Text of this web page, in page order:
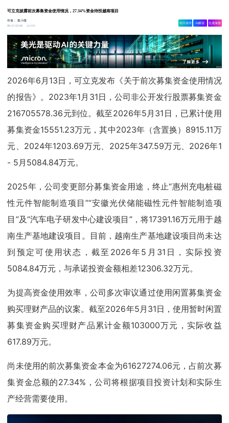
可立克披露前次募集资金使用情况，27.34%资金待投越南项目
作者：集小微
06-13 03:06
4488
相关舆情 AI解读 生成海报
2026年6月13日，可立克发布《关于前次募集资金使用情况
的报告》。2023年1月31日，公司非公开发行股票募集资金
216705578.36元到位。截至2026年5月31日，已累计使用
募集资金15551.23万元，其中2023年（含置换）8915.11万
元、2024年1203.69万元、2025年347.59万元、2026年1
- 5月5084.84万元。
2025年，公司变更部分募集资金用途，终止“惠州充电桩磁
性元件智能制造项目”“安徽光伏储能磁性元件智能制造项
目”及“汽车电子研发中心建设项目”，将17391.16万元用于越
南生产基地建设项目。目前，越南生产基地建设项目尚未达
到预定可使用状态，截至2026年5月31日，实际投资
5084.84万元，与承诺投资金额相差12306.32万元。
为提高资金使用效率，公司多次审议通过使用闲置募集资金
购买理财产品的议案。截至2026年5月31日，使用暂时闲置
募集资金购买理财产品累计金额103000万元，实际收益
617.89万元。
尚未使用的前次募集资金本金为61627274.06元，占前次募
集资金总额的27.34%，公司将根据项目投资计划和实际生
产经营需要使用。